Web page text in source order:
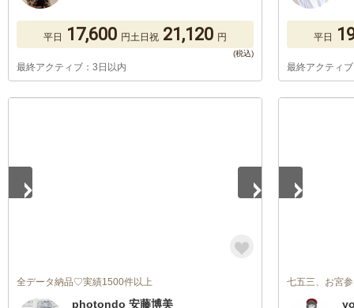
平日 17,600 円土日祝 21,120 円
最終アクティブ：3日以内
平日
最終アクティ
全データ納品♡実績1500件以上
photondo 安藤博美
七五三、お宮